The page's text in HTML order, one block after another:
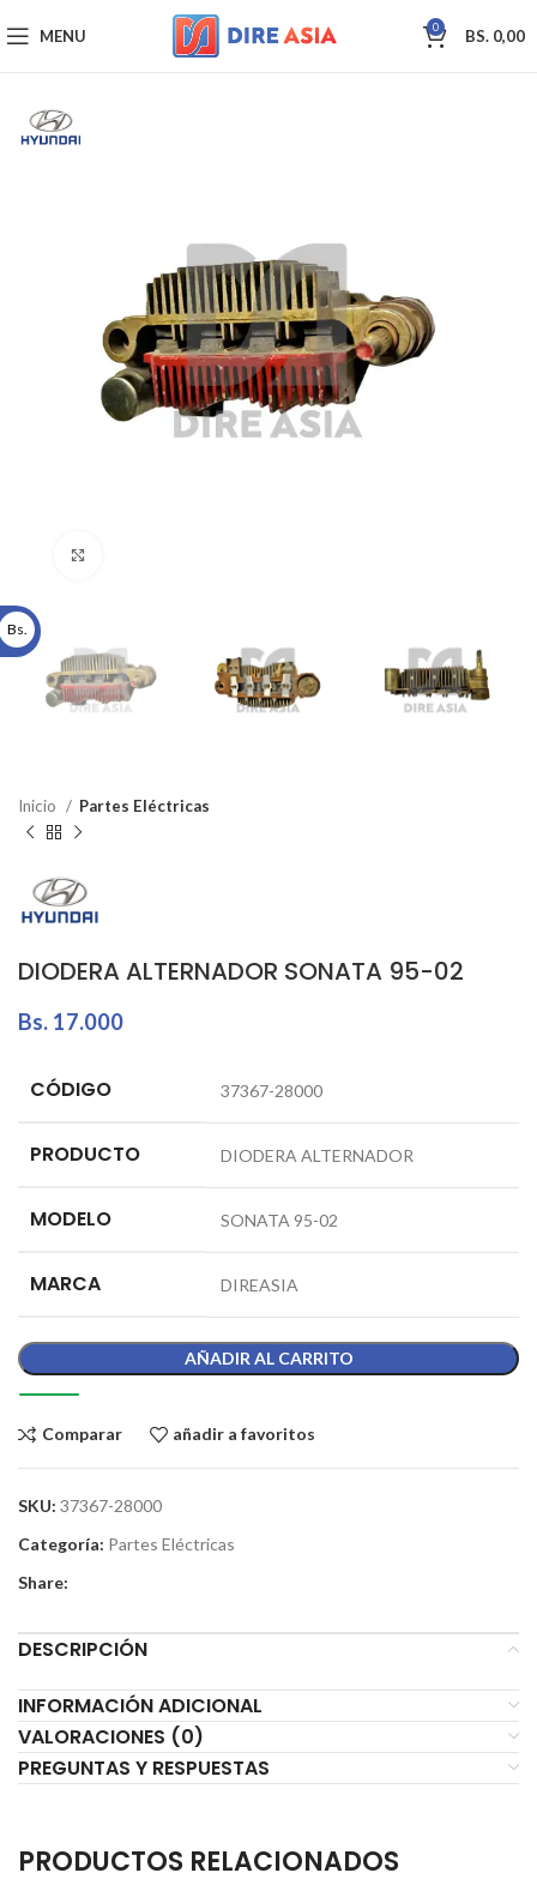
MENU 0 BS. 0,00
Inicio Partes Eléctricas
DIODERA ALTERNADOR SONATA 95-02
Bs. 17.000
CÓDIGO 37367-28000
PRODUCTO DIODERA ALTERNADOR
MODELO SONATA 95-02
MARCA DIREASIA
AÑADIR AL CARRITO
Comparar añadir a favoritos
SKU: 37367-28000
Categoría: Partes Eléctricas
Share:
DESCRIPCIÓN
INFORMACIÓN ADICIONAL
VALORACIONES (0)
PREGUNTAS Y RESPUESTAS
PRODUCTOS RELACIONADOS
Bs.